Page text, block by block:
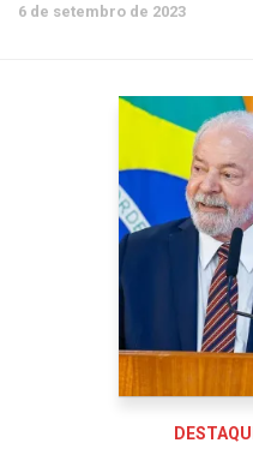
6 de setembro de 2023